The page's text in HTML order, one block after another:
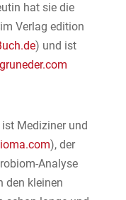
hat sie die
Verlag edition
) und ist
Mediziner und
), der
Analyse
den kleinen